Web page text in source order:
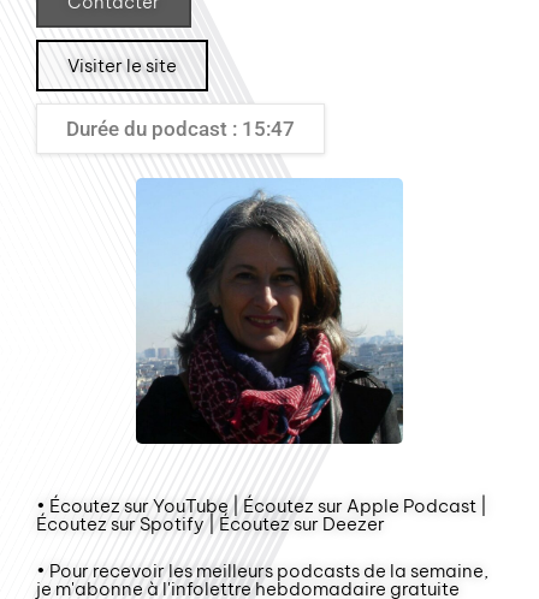
Visiter le site
Durée du podcast : 15:47
• Écoutez sur YouTube | Écoutez sur Apple Podcast |
Écoutez sur Spotify | Écoutez sur Deezer
• Pour recevoir les meilleurs podcasts de la semaine,
je m'abonne à l'infolettre hebdomadaire gratuite